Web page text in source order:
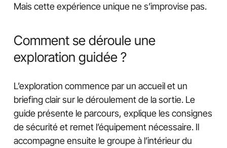
Mais cette expérience unique ne s’improvise pas.
Comment se déroule une
exploration guidée ?
L’exploration commence par un accueil et un
briefing clair sur le déroulement de la sortie. Le
guide présente le parcours, explique les consignes
de sécurité et remet l’équipement nécessaire. Il
accompagne ensuite le groupe à l’intérieur du